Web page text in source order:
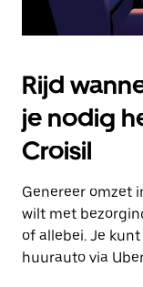
Rijd
je nodig
Croisil
Genereer omzet
wilt met
of allebei. Je
huurauto via